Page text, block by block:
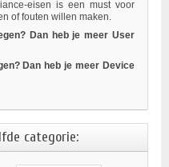
eisen is een must voor
of fouten willen maken.
Dan heb je meer User
Dan heb je meer Device
categorie: